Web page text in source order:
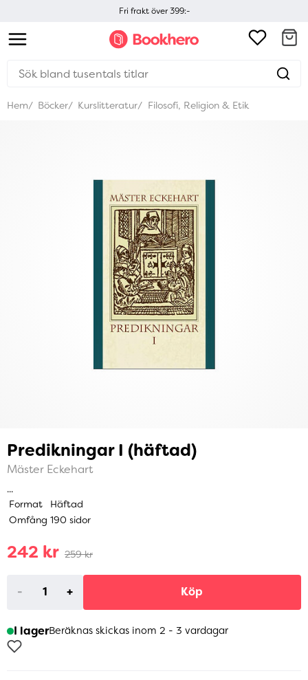
Fri frakt över 399:-
Hem Böcker Kurslitteratur Filosofi, Religion & Etik
Predikningar I (häftad)
Mäster Eckehart
...
Format
Häftad
Omfång 190 sidor
242 kr 259 kr
- + Köp
I lagerBeräknas skickas inom 2 - 3 vardagar